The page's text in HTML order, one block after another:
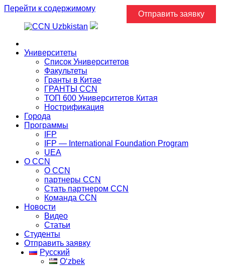
Перейти к содержимому
Университеты
Список Университетов
Факультеты
Гранты в Китае
ГРАНТЫ ССN
ТОП 600 Университетов Китая
Нострификация
Города
Программы
IFP
IFP — International Foundation Program
UEA
О CCN
О CCN
партнеры ССN
Стать партнером CCN
Команда ССN
Новости
Видео
Статьи
Студенты
Отправить заявку
Русский
Oʻzbek
Отправить заявку